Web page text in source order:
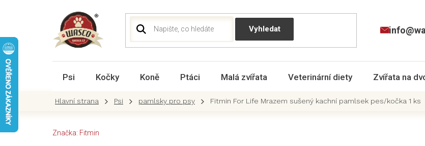
Psi Kočky Koně Ptáci Malá zvířata Veterinární diety Zvířata na
Psi pamlsky pro psy Fitmin For Life Mrazem sušený kachní pamlsek pes/kočka 1 ks
Značka: Fitmin